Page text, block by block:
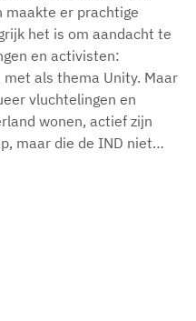
maakte er prachtige
het is om aandacht te
en activisten:
als thema Unity. Maar
vluchtelingen en
wonen, actief zijn
maar die de IND niet